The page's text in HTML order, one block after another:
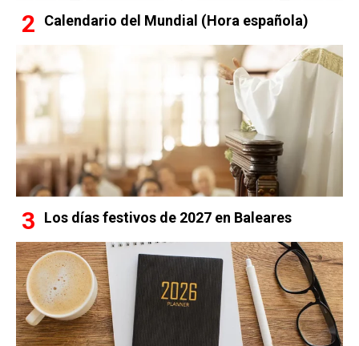
Calendario del Mundial (Hora española)
Los días festivos de 2027 en Baleares